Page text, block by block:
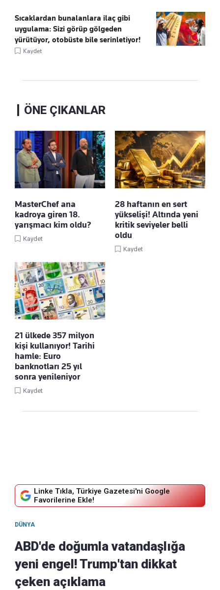
Sıcaklardan bunalanlara ilaç gibi
uygulama: Sizi görüp gölgeden
yürütüyor, otobüste bile serinletiyor!
Kaydet
ÖNE ÇIKANLAR
MasterChef ana
kadroya giren 18.
yarışmacı kim oldu?
Kaydet
28 haftanın en sert
yükselişi! Altında yeni
kritik seviyeler belli
oldu
Kaydet
21 ülkede 357 milyon
kişi kullanıyor! Tarihi
hamle: Euro
banknotları 25 yıl
sonra yenileniyor
Kaydet
Linke Tıkla, Türkiye Gazetesi'ni Google
Favorilerine Ekle!
DÜNYA
ABD'de doğumla vatandaşlığa
yeni engel! Trump'tan dikkat
çeken açıklama